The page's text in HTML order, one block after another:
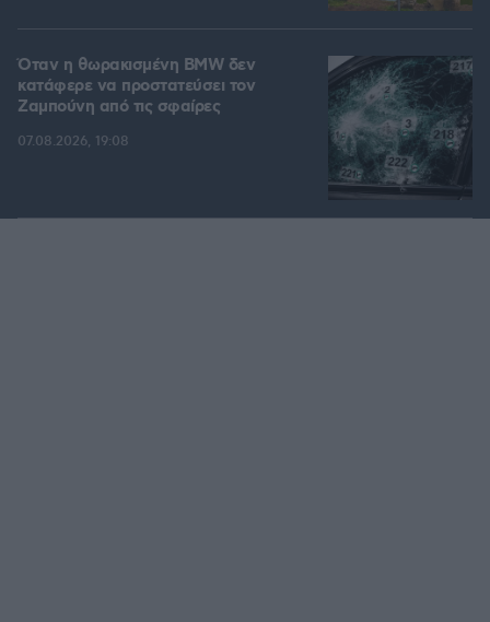
Όταν η θωρακισμένη BMW δεν
κατάφερε να προστατεύσει τον
Ζαμπούνη από τις σφαίρες
07.08.2026, 19:08